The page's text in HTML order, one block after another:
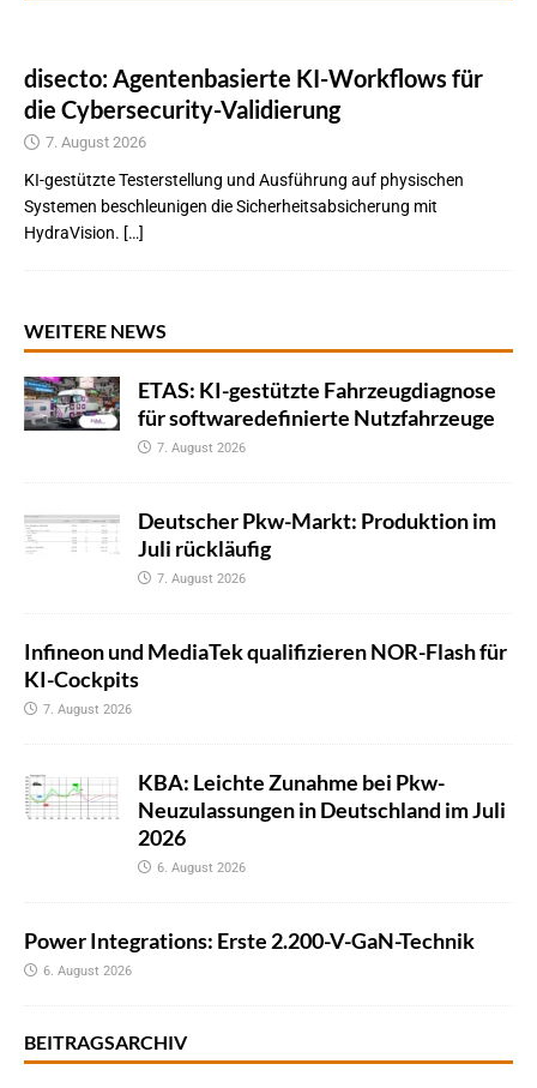
disecto: Agentenbasierte KI-Workflows für
die Cybersecurity-Validierung
7. August 2026
KI-gestützte Testerstellung und Ausführung auf physischen
Systemen beschleunigen die Sicherheitsabsicherung mit
HydraVision. […]
WEITERE NEWS
ETAS: KI-gestützte Fahrzeugdiagnose
für softwaredefinierte Nutzfahrzeuge
7. August 2026
Deutscher Pkw-Markt: Produktion im
Juli rückläufig
7. August 2026
Infineon und MediaTek qualifizieren NOR-Flash für
KI-Cockpits
7. August 2026
KBA: Leichte Zunahme bei Pkw-
Neuzulassungen in Deutschland im Juli
2026
6. August 2026
Power Integrations: Erste 2.200-V-GaN-Technik
6. August 2026
BEITRAGSARCHIV